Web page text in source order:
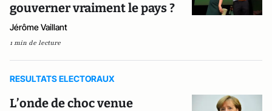
gouverner vraiment le pays ?
Jérôme Vaillant
1 min de lecture
RESULTATS ELECTORAUX
L’onde de choc venue